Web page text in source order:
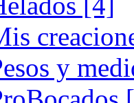
y